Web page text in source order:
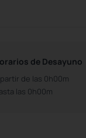
de Desayuno
de las 0h00m
las 0h00m